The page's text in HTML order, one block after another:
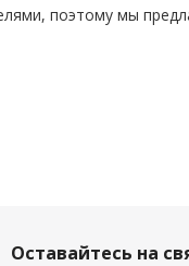
поэтому мы
Оставайтесь на